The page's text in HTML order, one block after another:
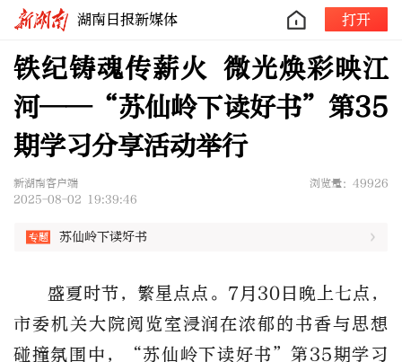
湖南日报新媒体 打开
铁纪铸魂传薪火 微光焕彩映江
河——“苏仙岭下读好书”第35
期学习分享活动举行
新湖南客户端
浏览量：49926
2025-08-02 19:39:46
苏仙岭下读好书
盛夏时节，繁星点点。 7月30日晚上七点，
市委机关大院阅览室浸润在浓郁的书香与思想
碰撞氛围中，“苏仙岭下读好书”第35期学习